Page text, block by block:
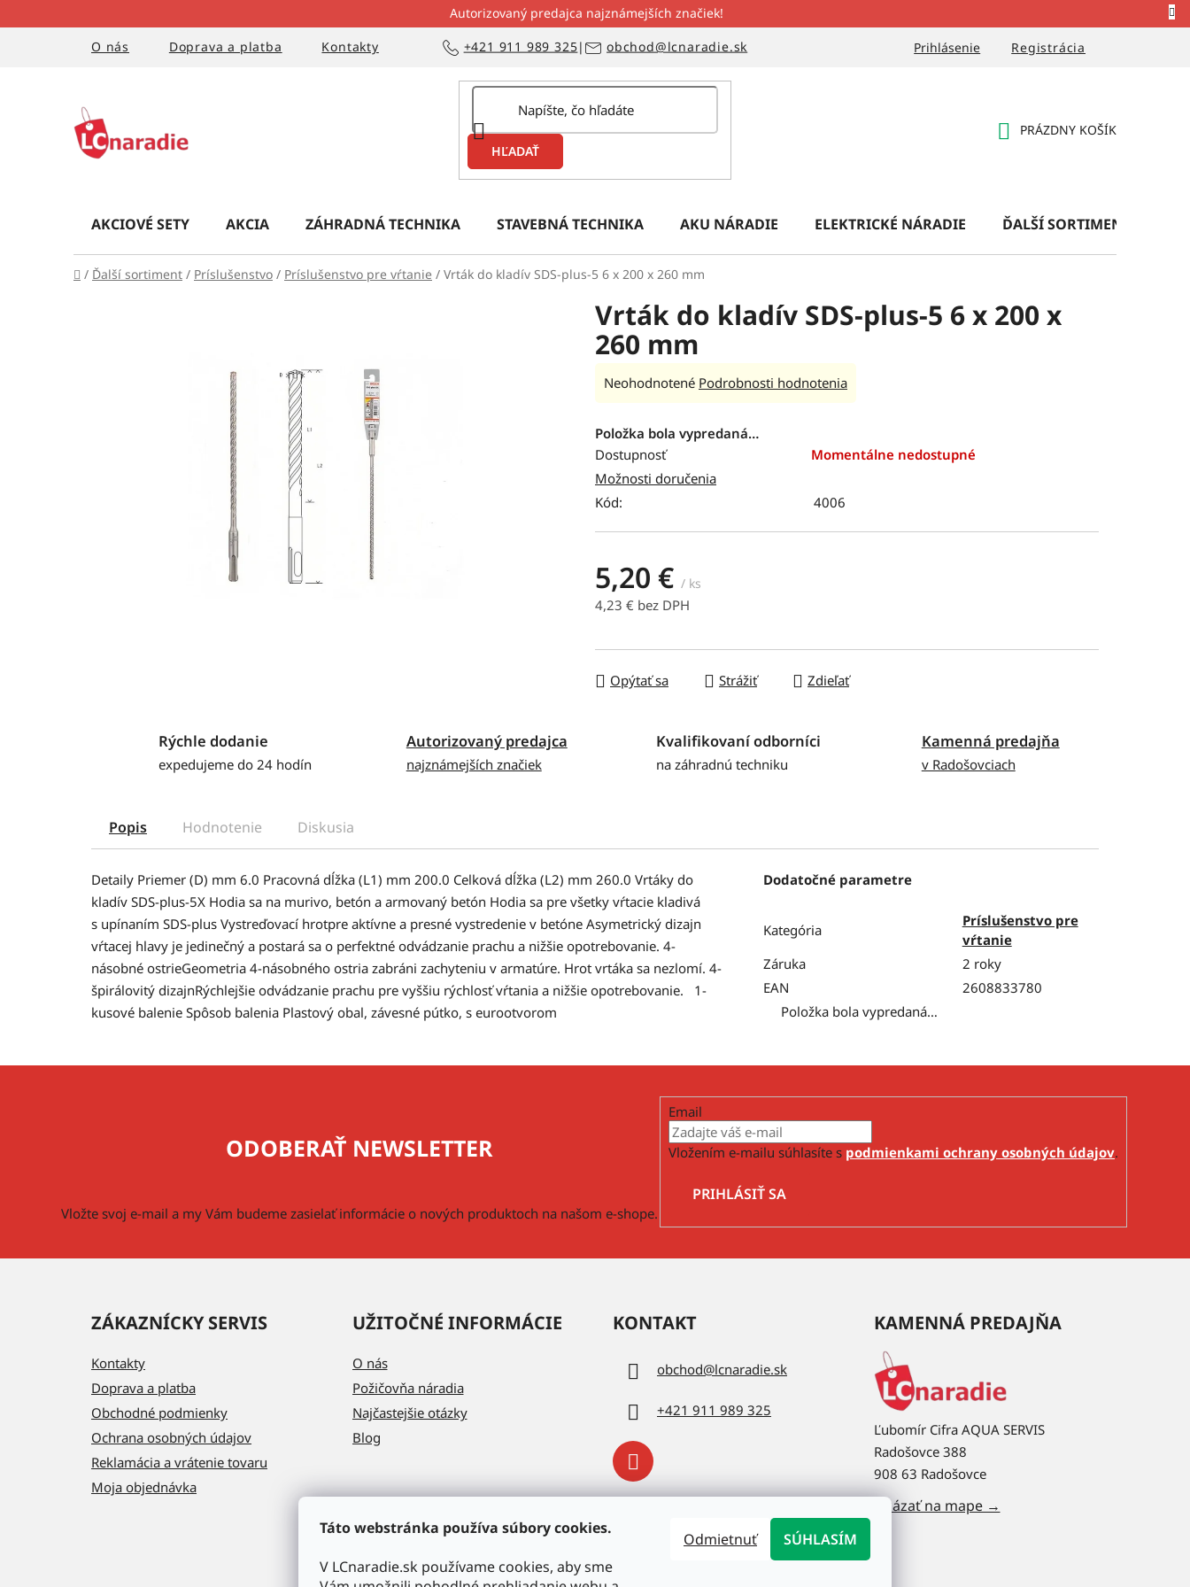
Táto webstránka používa súbory cookies.
V LCnaradie.sk používame cookies, aby sme
Odmietnuť SÚHLASÍM
na
Autorizovaný predajca najznámejších značiek!
O nás
Doprava a platba Kontakty Prihlásenie Registrácia
+421 911 989 325| obchod@lcnaradie.sk
HĽADAŤ
PRÁZDNY KOŠÍK
AKCIOVÉ SETY AKCIA ZÁHRADNÁ TECHNIKA STAVEBNÁ TECHNIKA AKU NÁRADIE ELEKTRICKÉ NÁRADIE ĎALŠÍ SORTIMENT
Domov
/ Ďalší sortiment / Príslušenstvo / Príslušenstvo pre vŕtanie / Vrták do kladív SDS-plus-5 6 x 200 x 260 mm
Vrták do kladív SDS-plus-5 6 x 200 x
260 mm
Priemerné
produktu
je
0,0
z
hviezdičiek.
Neohodnotené Podrobnosti hodnotenia
Položka bola vypredaná…
Dostupnosť
Momentálne nedostupné
Možnosti doručenia
Kód:
4006
5,20 € / ks
4,23 € bez DPH
Opýtať sa Strážiť Zdieľať
Rýchle dodanie
expedujeme do 24 hodín
Autorizovaný predajca
najznámejších značiek
Kvalifikovaní odborníci
na záhradnú techniku
Kamenná predajňa
v Radošovciach
Popis Hodnotenie Diskusia
Detaily Priemer (D) mm 6.0 Pracovná dĺžka (L1) mm 200.0 Celková dĺžka (L2) mm 260.0 Vrtáky do
kladív SDS-plus-5X Hodia sa na murivo, betón a armovaný betón Hodia sa pre všetky vŕtacie kladivá
s upínaním SDS-plus Vystreďovací hrotpre aktívne a presné vystredenie v betóne Asymetrický dizajn
vŕtacej hlavy je jedinečný a postará sa o perfektné odvádzanie prachu a nižšie opotrebovanie. 4-
násobné ostrieGeometria 4-násobného ostria zabráni zachyteniu v armatúre. Hrot vrtáka sa nezlomí. 4-
špirálovitý dizajnRýchlejšie odvádzanie prachu pre vyššiu rýchlosť vŕtania a nižšie opotrebovanie. 1-
kusové balenie Spôsob balenia Plastový obal, závesné pútko, s eurootvorom
Dodatočné parametre
Kategória
Príslušenstvo pre
vŕtanie
Záruka
2 roky
EAN
2608833780
Položka bola vypredaná…
ODOBERAŤ NEWSLETTER
Vložte svoj e-mail a my Vám budeme zasielať informácie o nových produktoch na našom e-shope.
Email
Vložením e-mailu súhlasíte s podmienkami ochrany osobných údajov.
PRIHLÁSIŤ SA
ZÁKAZNÍCKY SERVIS
Kontakty
Doprava a platba
Obchodné podmienky
Ochrana osobných údajov
Reklamácia a vrátenie tovaru
Moja objednávka
UŽITOČNÉ INFORMÁCIE
O nás
Požičovňa náradia
Najčastejšie otázky
Blog
KONTAKT
obchod@lcnaradie.sk
+421 911 989 325
KAMENNÁ PREDAJŇA
Ľubomír Cifra AQUA SERVIS
Radošovce 388
908 63 Radošovce
Ukázať na mape →